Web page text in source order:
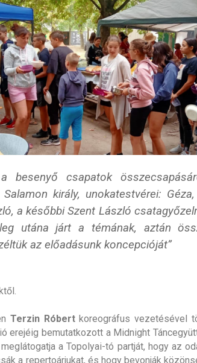
besenyő csapatok
király, unokatestvérei:
a későbbi Szent László
utána járt a témának, aztán
az előadásunk koncepcióját”
Terzin Róbertkoreográfus vezetésével
erejéig bemutatkozott a Midnight
a Topolyai-tó partját, hogy az
a repertoárjukat, és hogy bevonják